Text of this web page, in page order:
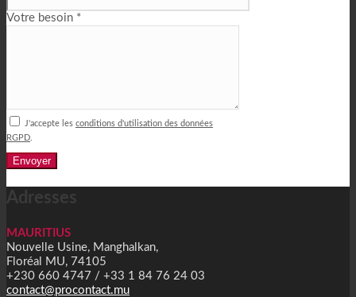
Votre besoin *
J'accepte les conditions d'utilisation des données
RGPD
Adresses
MAURITIUS
Nouvelle Usine, Manghalkan,
Floréal MU, 74105
+230 660 4747 / +33 1 84 76 24 03
contact@procontact.mu